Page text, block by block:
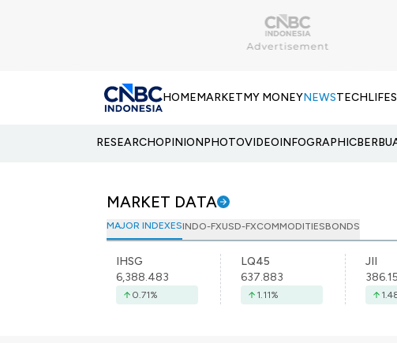
HOMEMARKETMY MONEYNEWSTECH
RESEARCHOPINIONPHOTOVIDEOINFOGRAPHIC
MARKET DATA
MAJOR INDEXESINDO-FXUSD-FXCOMMODITIESBONDS
IHSG
6,388.483
0.71%
LQ45
637.883
1.11%
JII